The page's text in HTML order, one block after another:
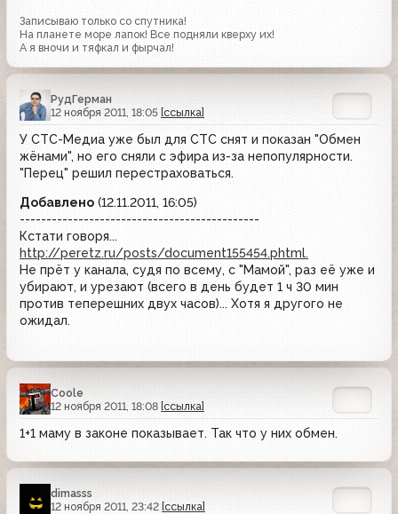
Записываю только со спутника!
На планете море лапок! Все подняли кверху их!
А я вночи и тяфкал и фырчал!
РудГерман
12 ноября 2011, 18:05 [ссылка]
У СТС-Медиа уже был для СТС снят и показан "Обмен
жёнами", но его сняли с эфира из-за непопулярности.
"Перец" решил перестраховаться.
Добавлено (12.11.2011, 16:05)
---------------------------------------------
Кстати говоря...
http://peretz.ru/posts/document155454.phtml.
Не прёт у канала, судя по всему, с "Мамой", раз её уже и
убирают, и урезают (всего в день будет 1 ч 30 мин
против теперешних двух часов)... Хотя я другого не
ожидал.
Coole
12 ноября 2011, 18:08 [ссылка]
1+1 маму в законе показывает. Так что у них обмен.
dimasss
12 ноября 2011, 23:42 [ссылка]